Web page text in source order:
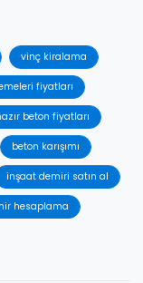
vinç kiralama
fiyatları
beton fiyatları
beton karışımı
inşaat demiri satın al
hesaplama